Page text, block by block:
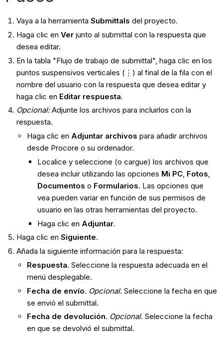
Vaya a la herramienta Submittals del proyecto.
Haga clic en Verjunto al submittal con la respuesta que
desea editar.
En la tabla "Flujo de trabajo de submittal", haga clic en los
puntos suspensivos verticales (⋮) al final de la fila con el
nombre del usuario con la respuesta que desea editar y
haga clic en Editar respuesta.
Opcional:Adjunte los archivos para incluirlos con la
respuesta.
Haga clic en Adjuntar archivos para añadir archivos
desde Procore o su ordenador.
Localice y seleccione (o cargue) los archivos que
desea incluir utilizando las opciones Mi PC, Fotos,
Documentos o Formularios. Las opciones que
vea pueden variar en función de sus permisos de
usuario en las otras herramientas del proyecto.
Haga clic en Adjuntar.
Haga clic en Siguiente.
Añada la siguiente información para la respuesta:
Respuesta. Seleccione la respuesta adecuada en el
menú desplegable.
Fecha de envío. Opcional. Seleccione la fecha en que
se envió el submittal.
Fecha de devolución. Opcional. Seleccione la fecha
en que se devolvió el submittal.